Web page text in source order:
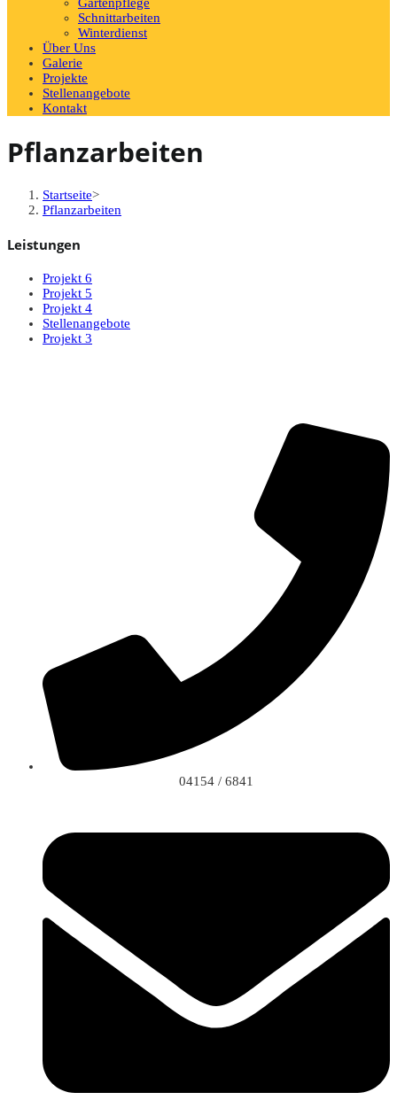
Schnittarbeiten
Winterdienst
Über Uns
Galerie
Projekte
Stellenangebote
Kontakt
Pflanzarbeiten
Startseite>
Pflanzarbeiten
Leistungen
Projekt 6
Projekt 5
Projekt 4
Stellenangebote
Projekt 3
04154 / 6841